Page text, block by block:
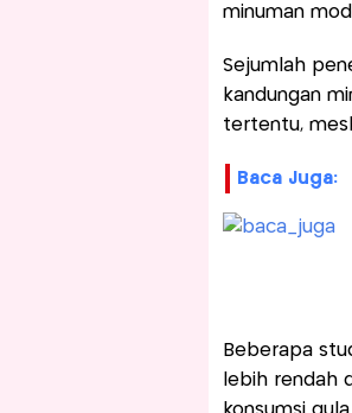
minuman
Sejumlah
kandungan
tertentu,
Baca Juga:
Beberapa
lebih rendah